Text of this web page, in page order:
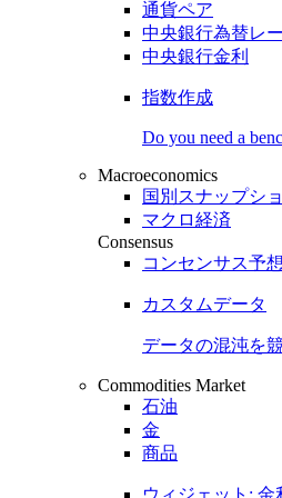
通貨ペア
中央銀行為替レ
中央銀行金利
指数作成
Do you need a
Macroeconomics
国別スナップシ
マクロ経済
Consensus
コンセンサス予想
カスタムデータ
データの混沌を
Commodities Market
石油
金
商品
ウィジェット: 金